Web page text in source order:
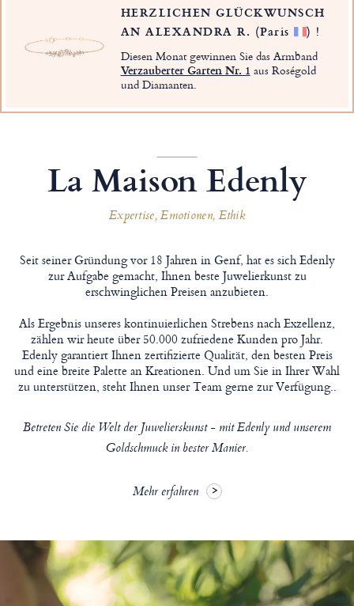
HERZLICHEN GLÜCKWUNSCH
AN ALEXANDRA R. (Paris ) !
Diesen Monat gewinnen Sie das Armband
Verzauberter Garten Nr. 1 aus Roségold
und Diamanten.
La Maison Edenly
Expertise, Emotionen, Ethik
Seit seiner Gründung vor 18 Jahren in Genf, hat es sich Edenly
zur Aufgabe gemacht, Ihnen beste Juwelierkunst zu
erschwinglichen Preisen anzubieten.
Als Ergebnis unseres kontinuierlichen Strebens nach Exzellenz,
zählen wir heute über 50.000 zufriedene Kunden pro Jahr.
Edenly garantiert Ihnen zertifizierte Qualität, den besten Preis
und eine breite Palette an Kreationen. Und um Sie in Ihrer Wahl
zu unterstützen, steht Ihnen unser Team gerne zur Verfügung..
Betreten Sie die Welt der Juwelierskunst - mit Edenly und unserem
Goldschmuck in bester Manier.
Mehr erfahren